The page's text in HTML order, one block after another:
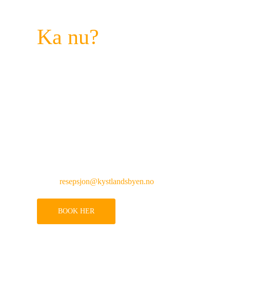
Ka nu?
resepsjon@kystlandsbyen.no
BOOK HER